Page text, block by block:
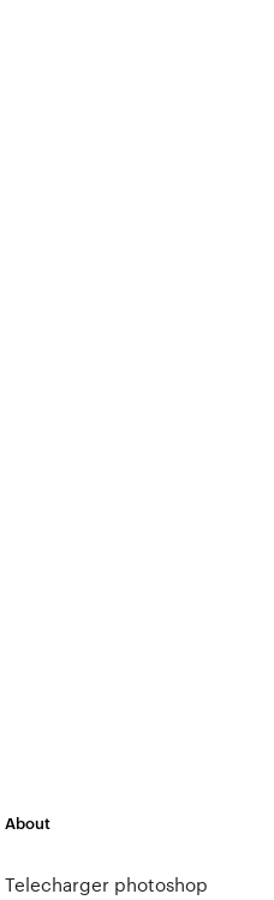
About
Telecharger photoshop